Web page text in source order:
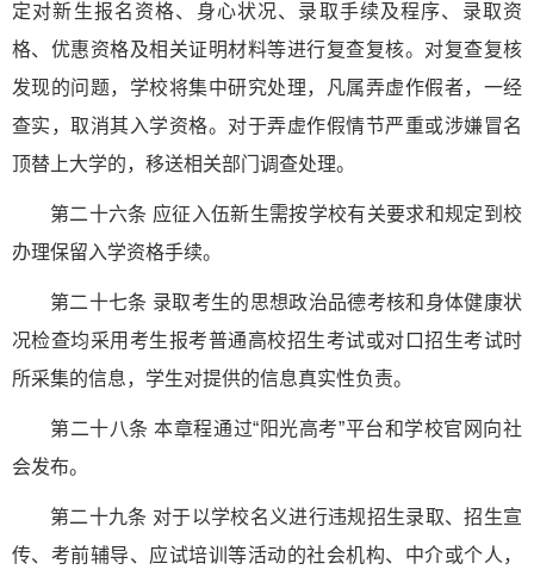
定对新生报名资格、身心状况、录取手续及程序、录取资
格、优惠资格及相关证明材料等进行复查复核。对复查复核
发现的问题，学校将集中研究处理，凡属弄虚作假者，一经
查实，取消其入学资格。对于弄虚作假情节严重或涉嫌冒名
顶替上大学的，移送相关部门调查处理。
第二十六条 应征入伍新生需按学校有关要求和规定到校
办理保留入学资格手续。
第二十七条 录取考生的思想政治品德考核和身体健康状
况检查均采用考生报考普通高校招生考试或对口招生考试时
所采集的信息，学生对提供的信息真实性负责。
第二十八条 本章程通过“阳光高考”平台和学校官网向社
会发布。
第二十九条 对于以学校名义进行违规招生录取、招生宣
传、考前辅导、应试培训等活动的社会机构、中介或个人，